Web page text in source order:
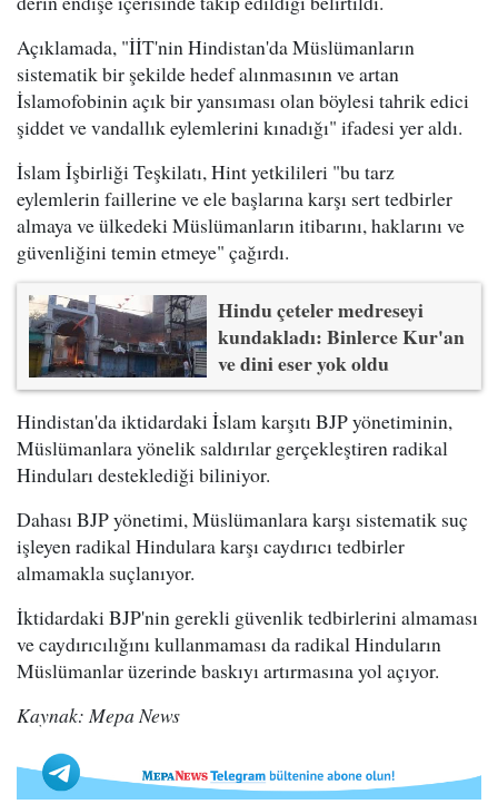
Açıklamada, "İİT'nin Hindistan'da Müslümanların
sistematik bir şekilde hedef alınmasının ve artan
İslamofobinin açık bir yansıması olan böylesi tahrik edici
şiddet ve vandallık eylemlerini kınadığı" ifadesi yer aldı.
İslam İşbirliği Teşkilatı, Hint yetkilileri "bu tarz
eylemlerin faillerine ve ele başlarına karşı sert tedbirler
almaya ve ülkedeki Müslümanların itibarını, haklarını ve
güvenliğini temin etmeye" çağırdı.
Hindu çeteler medreseyi
kundakladı: Binlerce Kur'an
ve dini eser yok oldu
Hindistan'da iktidardaki İslam karşıtı BJP yönetiminin,
Müslümanlara yönelik saldırılar gerçekleştiren radikal
Hinduları desteklediği biliniyor.
Dahası BJP yönetimi, Müslümanlara karşı sistematik suç
işleyen radikal Hindulara karşı caydırıcı tedbirler
almamakla suçlanıyor.
İktidardaki BJP'nin gerekli güvenlik tedbirlerini almaması
ve caydırıcılığını kullanmaması da radikal Hinduların
Müslümanlar üzerinde baskıyı artırmasına yol açıyor.
Kaynak: Mepa News